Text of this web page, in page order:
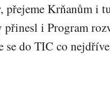
přejeme Krňanům i
i Program
se do TIC co